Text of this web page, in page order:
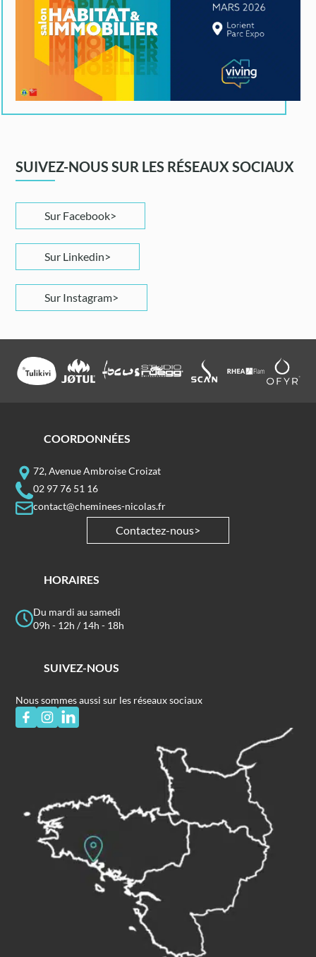
SUIVEZ-NOUS SUR LES RÉSEAUX SOCIAUX
Sur Facebook
Sur Linkedin
Sur Instagram
COORDONNÉES
72, Avenue Ambroise Croizat
02 97 76 51 16
contact@cheminees-nicolas.fr
Contactez-nous
HORAIRES
Du mardi au samedi
09h - 12h / 14h - 18h
SUIVEZ-NOUS
Nous sommes aussi sur les réseaux sociaux